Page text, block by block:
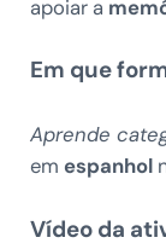
apoiar a
Em que
Aprende
em espanhol
Vídeo da